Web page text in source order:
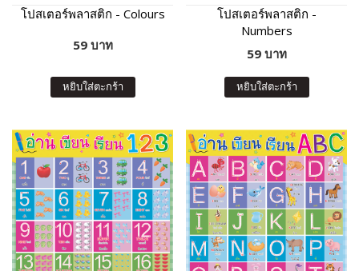
โปสเตอร์พลาสติก - Colours
59 บาท
หยิบใส่ตะกร้า
โปสเตอร์พลาสติก -
Numbers
59 บาท
หยิบใส่ตะกร้า